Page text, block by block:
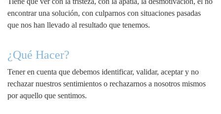
encontrar una solución, con culparnos con situaciones pasadas
que nos han llevado al resultado que tenemos.
¿Qué Hacer?
Tener en cuenta que debemos identificar, validar, aceptar y no
rechazar nuestros sentimientos o rechazarnos a nosotros mismos
por aquello que sentimos.